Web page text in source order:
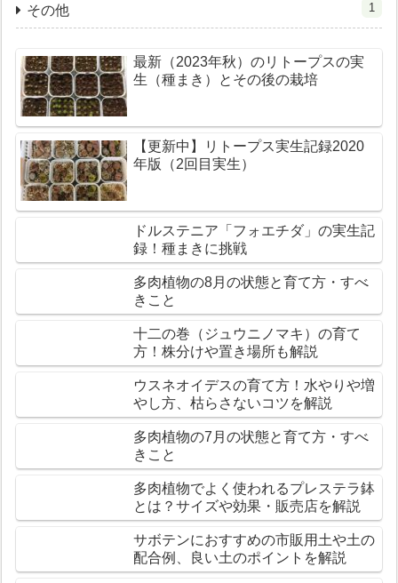
その他 1
最新（2023年秋）のリトープスの実
生（種まき）とその後の栽培
【更新中】リトープス実生記録2020
年版（2回目実生）
ドルステニア「フォエチダ」の実生記
録！種まきに挑戦
多肉植物の8月の状態と育て方・すべ
きこと
十二の巻（ジュウニノマキ）の育て
方！株分けや置き場所も解説
ウスネオイデスの育て方！水やりや増
やし方、枯らさないコツを解説
多肉植物の7月の状態と育て方・すべ
きこと
多肉植物でよく使われるプレステラ鉢
とは？サイズや効果・販売店を解説
サボテンにおすすめの市販用土や土の
配合例、良い土のポイントを解説